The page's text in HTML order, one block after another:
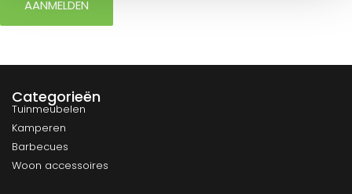
AANMELDEN
Categorieën
Tuinmeubelen
Kamperen
Barbecues
Woon accessoires